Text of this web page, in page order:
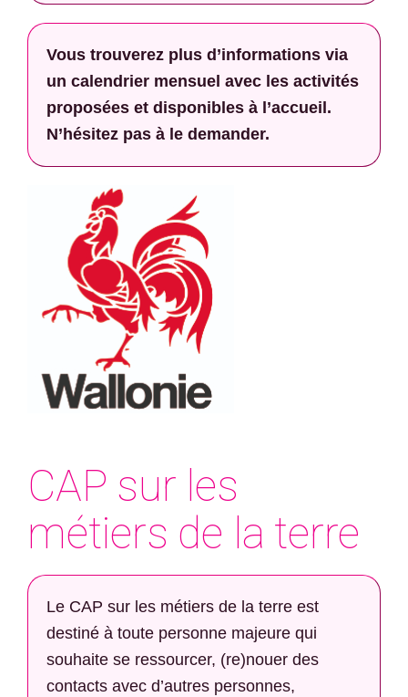
Vous trouverez plus d’informations via
un calendrier mensuel avec les activités
proposées et disponibles à l’accueil.
N’hésitez pas à le demander.
CAP sur les
métiers de la terre
Le CAP sur les métiers de la terre est
destiné à toute personne majeure qui
souhaite se ressourcer, (re)nouer des
contacts avec d’autres personnes,